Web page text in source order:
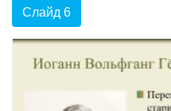
Слайд 6